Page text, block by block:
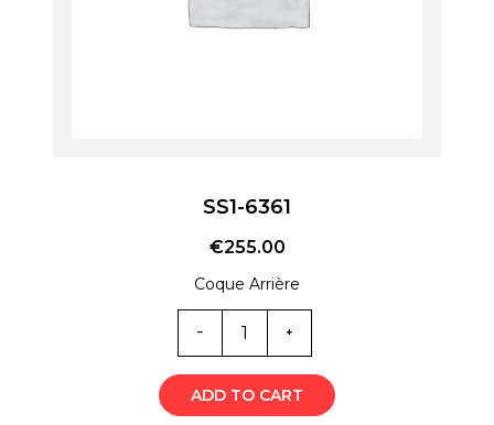
SS1-6361
€255.00
Coque Arrière
Quantité
SS1-
6361
ADD TO CART